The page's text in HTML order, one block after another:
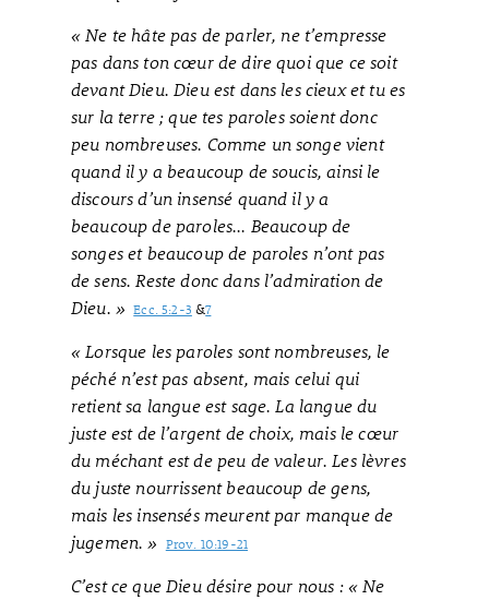
« Ne te hâte pas de parler, ne t’empresse
pas dans ton cœur de dire quoi que ce soit
devant Dieu. Dieu est dans les cieux et tu es
sur la terre ; que tes paroles soient donc
peu nombreuses. Comme un songe vient
quand il y a beaucoup de soucis, ainsi le
discours d’un insensé quand il y a
beaucoup de paroles... Beaucoup de
songes et beaucoup de paroles n’ont pas
de sens. Reste donc dans l’admiration de
Dieu. » Ecc. 5:2-3 &7
« Lorsque les paroles sont nombreuses, le
péché n’est pas absent, mais celui qui
retient sa langue est sage. La langue du
juste est de l’argent de choix, mais le cœur
du méchant est de peu de valeur. Les lèvres
du juste nourrissent beaucoup de gens,
mais les insensés meurent par manque de
jugemen. » Prov. 10:19-21
C’est ce que Dieu désire pour nous : « Ne